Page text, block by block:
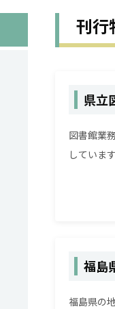
刊行
県立
図書館業
しています
福島
福島県の